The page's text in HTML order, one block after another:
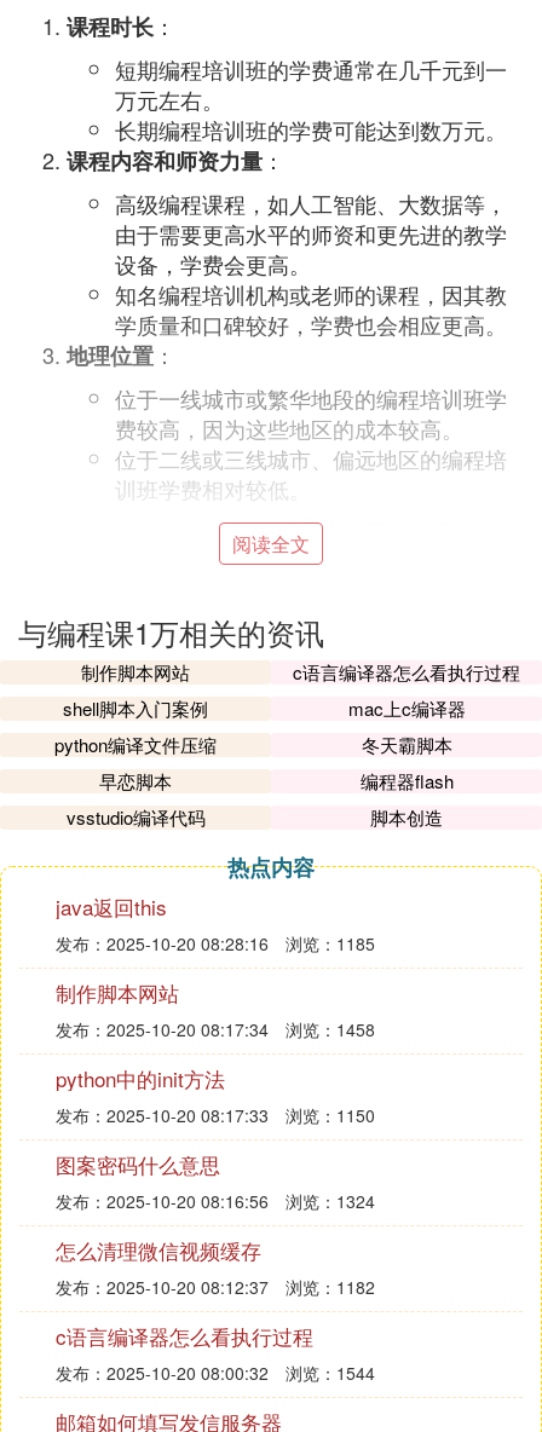
课程时长 ：
短期编程培训班的学费通常在几千元到一
万元左右。
长期编程培训班的学费可能达到数万元。
课程内容和师资力量 ：
高级编程课程，如人工智能、大数据等，
由于需要更高水平的师资和更先进的教学
设备，学费会更高。
知名编程培训机构或老师的课程，因其教
学质量和口碑较好，学费也会相应更高。
地理位置 ：
位于一线城市或繁华地段的编程培训班学
费较高，因为这些地区的成本较高。
位于二线或三线城市、偏远地区的编程培
训班学费相对较低。
综上所述，编程培训班的学费因多种因素而异，具体
费用需根据课程时长、课程内容、师资力量、地理位
费，还应关注课程质量、师资力量、学习环境等因
素，以确保获得更好的学习效果。
Ⅲ 编程课程收费标准
编程课程收费标准如下：
不同的机构提供不同的教学机制，收取的费用也是不
同的，很多线上编程一对一辅导机构的收费取决于上
课人数的多少。
如果是4-6人的小班课，一般比较便宜，一年一万左
右，每节课也就是60元左右的价格。如果是一对一辅
导课程，上课效率较高，那么费用就会更贵，一年约
为两万元，平均每节课的收费在100元左右是性价比
较高的，如果超过150元，就应该考虑家里能不能长
期支撑孩子的学习。
在编程的过程中，可以创建自己的动画、故事、音乐
和游戏，就像构建积木一样简单。此外，还有机器人
编程，也就是制造一个机器人，然后通过运行程序让
它动起来，重点是培养孩子的动手能力。
还有一种是基于Python、c++等高级编程语言的计算
机编程教学。目标是参加信息学奥赛等科技品牌赛
事，如信息学奥林匹克竞赛/联赛、机器人竞赛、科
技创新竞赛等，或为以后的专业学习和职业技能奠定
基础。在这里，可以熟悉编程原理，执行代码操作，
适合有一定数学基础，英语和逻辑思维的孩子。
阅读全文
与编程课1万相关的资讯
制作脚本网站
c语言编译器怎么看执行过程
shell脚本入门案例
mac上c编译器
python编译文件压缩
冬天霸脚本
早恋脚本
编程器flash
vsstudio编译代码
脚本创造
热点内容
java返回this
发布：2025-10-20 08:28:16 浏览：1185
制作脚本网站
发布：2025-10-20 08:17:34 浏览：1458
python中的init方法
发布：2025-10-20 08:17:33 浏览：1150
图案密码什么意思
发布：2025-10-20 08:16:56 浏览：1324
怎么清理微信视频缓存
发布：2025-10-20 08:12:37 浏览：1182
c语言编译器怎么看执行过程
发布：2025-10-20 08:00:32 浏览：1544
邮箱如何填写发信服务器